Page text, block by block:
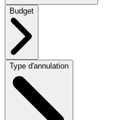
Budget
Type d'annulation